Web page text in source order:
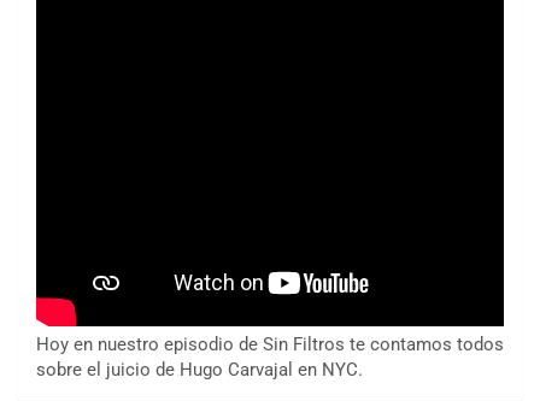
Hoy en nuestro episodio de Sin Filtros te contamos todos
sobre el juicio de Hugo Carvajal en NYC.